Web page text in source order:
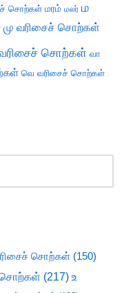
சொற்கள் மரம் மலர் ம
மு வரிசைச் சொற்கள்
சொற்கள் வா
வெ வரிசைச் சொற்கள்
சொற்கள் (150)
சொற்கள் (217) உ